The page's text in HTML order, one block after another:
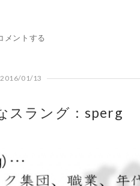
メントする
2016/01/13
スラング：sperg